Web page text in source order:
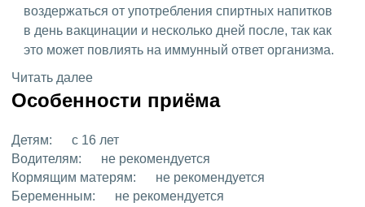
воздержаться от употребления спиртных напитков
в день вакцинации и несколько дней после, так как
это может повлиять на иммунный ответ организма.
Читать далее
Особенности приёма
Детям:
с 16 лет
Водителям:
не рекомендуется
Кормящим матерям:
не рекомендуется
Беременным:
не рекомендуется